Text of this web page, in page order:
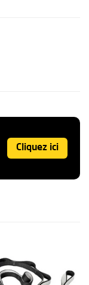
La grande
Cliquez ici